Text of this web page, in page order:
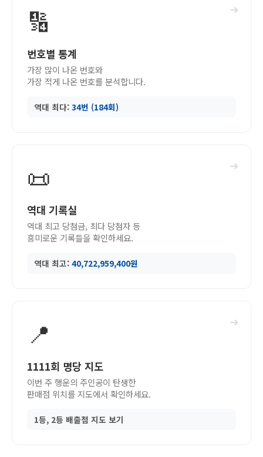
➜
🔢
번호별 통계
가장 많이 나온 번호와
가장 적게 나온 번호를 분석합니다.
역대 최다: 34번 (184회)
➜
📜
역대 기록실
역대 최고 당첨금, 최다 당첨자 등
흥미로운 기록들을 확인하세요.
역대 최고: 40,722,959,400원
➜
📍
1111회 명당 지도
이번 주 행운의 주인공이 탄생한
판매점 위치를 지도에서 확인하세요.
1등, 2등 배출점 지도 보기